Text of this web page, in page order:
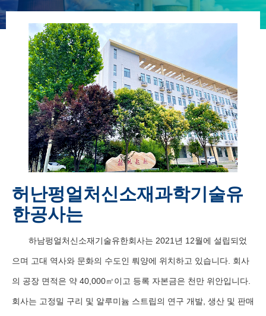
허난펑얼처신소재과학기술유
한공사는
하남펑얼처신소재기술유한회사는 2021년 12월에 설립되었
으며 고대 역사와 문화의 수도인 뤄양에 위치하고 있습니다. 회사
의 공장 면적은 약 40,000㎡이고 등록 자본금은 천만 위안입니다.
회사는 고정밀 구리 및 알루미늄 스트립의 연구 개발, 생산 및 판매